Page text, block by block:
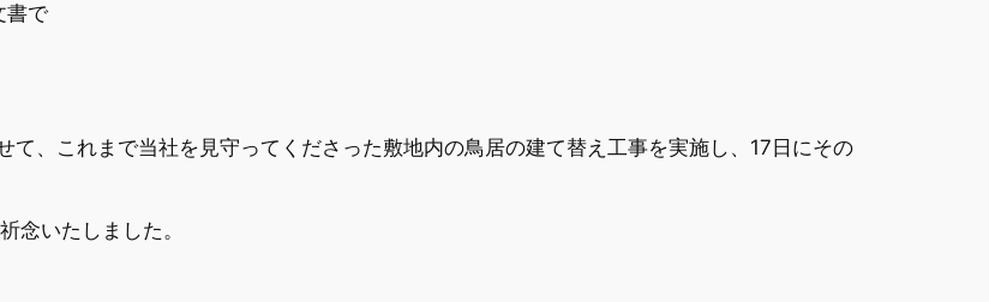
書で
て、これまで当社を見守ってくださった敷地内の鳥居の建て替え工事を実施し、17日にその
念いたしました。